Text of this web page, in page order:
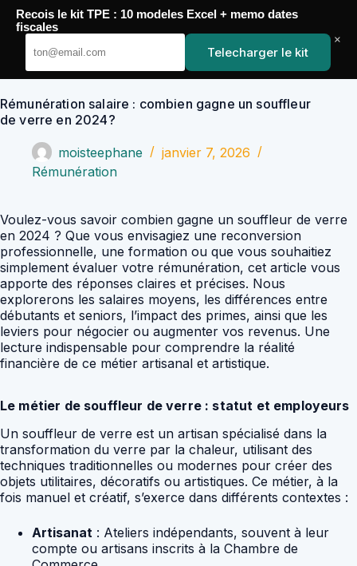
Passer
contenu
YoupiJobs
Rémunération salaire : combien gagne un souffleur
de verre en 2024?
moisteephane
janvier 7, 2026
Rémunération
Voulez-vous savoir combien gagne un souffleur de verre
en 2024 ? Que vous envisagiez une reconversion
professionnelle, une formation ou que vous souhaitiez
simplement évaluer votre rémunération, cet article vous
apporte des réponses claires et précises. Nous
explorerons les salaires moyens, les différences entre
débutants et seniors, l’impact des primes, ainsi que les
leviers pour négocier ou augmenter vos revenus. Une
lecture indispensable pour comprendre la réalité
financière de ce métier artisanal et artistique.
Le métier de souffleur de verre : statut et employeurs
Un souffleur de verre est un artisan spécialisé dans la
transformation du verre par la chaleur, utilisant des
techniques traditionnelles ou modernes pour créer des
objets utilitaires, décoratifs ou artistiques. Ce métier, à la
fois manuel et créatif, s’exerce dans différents contextes :
Artisanat : Ateliers indépendants, souvent à leur
compte ou artisans inscrits à la Chambre de
Recois le kit TPE : 10 modeles Excel + memo dates
fiscales
Telecharger le kit
×